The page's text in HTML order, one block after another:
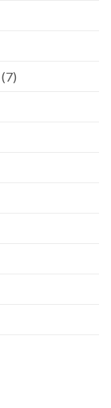
(7)